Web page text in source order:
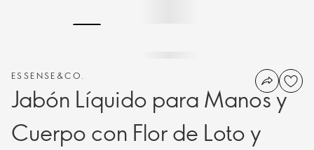
ESSENSE&CO.
Jabón Líquido para Manos y
Cuerpo con Flor de Loto y